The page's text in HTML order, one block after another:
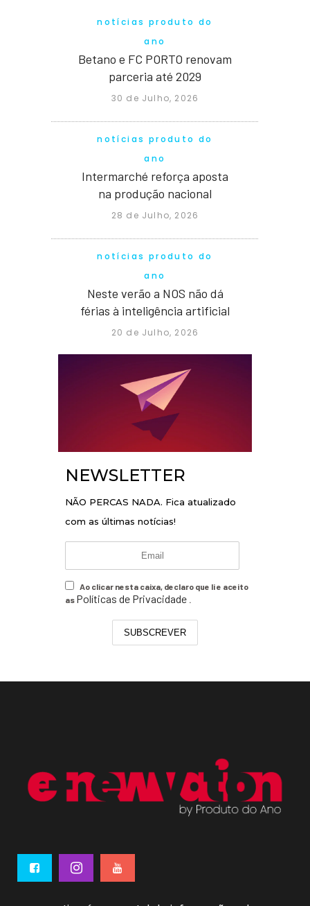
notícias produto do
ano
Betano e FC PORTO renovam
parceria até 2029
30 de Julho, 2026
notícias produto do
ano
Intermarché reforça aposta
na produção nacional
28 de Julho, 2026
notícias produto do
ano
Neste verão a NOS não dá
férias à inteligência artificial
20 de Julho, 2026
NEWSLETTER
NÃO PERCAS NADA. Fica atualizado
com as últimas notícias!
Ao clicar nesta caixa, declaro que li e aceito
as Políticas de Privacidade
SUBSCREVER